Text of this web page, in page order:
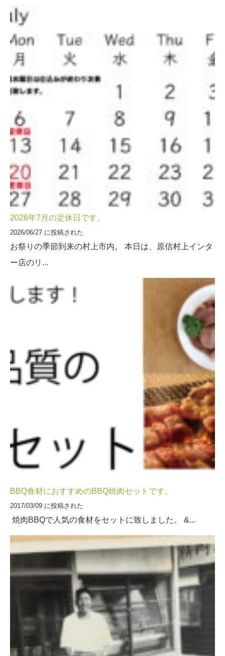
2026年7月の定休日です。
2026/06/27 に投稿された
お祭りの季節到来の村上市内。 本日は、原信村上インタ
ー店のリ...
BBQ食材におすすめのBBQ焼肉セットです。
2017/03/09 に投稿された
焼肉BBQで人気の食材をセットに致しました。 &...